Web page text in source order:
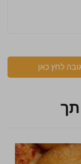
לחץ כאן